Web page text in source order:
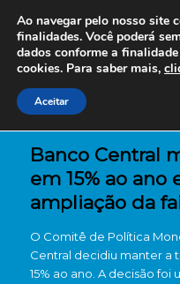
Banco Central
em 15% ao ano
ampliação da
O Comitê de Política
Central decidiu manter a
15% ao ano. A decisão
Ao navegar pelo nosso site
finalidades. Você poderá
dados conforme a
cookies. Para saber mais,
Aceitar